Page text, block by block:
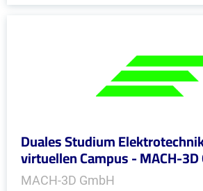
Duales Studium
virtuellen Campus - MACH-3D
MACH-3D GmbH